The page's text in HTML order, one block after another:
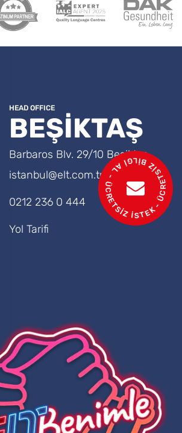
HEAD OFFICE
BEŞİKTAŞ
Barbaros Blv. 29/10 Beşiktaş
istanbul@elt.com.tr
0212 236 0 444
Yol Tarifi
- ÜCRETSİZ BİLGİ AL - ÜCRETSİZ İSTEK